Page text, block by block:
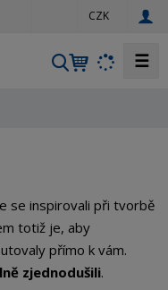
CZK
V
t
☰
se inspirovali při tvorbě
totiž je, aby
přímo k vám.
zjednodušili.